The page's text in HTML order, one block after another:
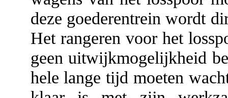
deze goederentrein wordt
Het rangeren voor het
geen uitwijkmogelijkheid
hele lange tijd moeten